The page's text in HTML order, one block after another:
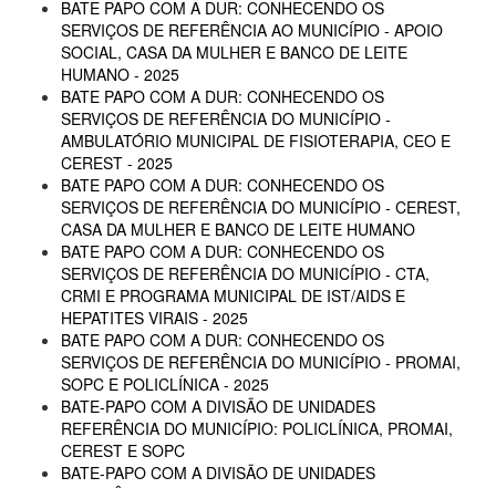
BATE PAPO COM A DUR: CONHECENDO OS
SERVIÇOS DE REFERÊNCIA AO MUNICÍPIO - APOIO
SOCIAL, CASA DA MULHER E BANCO DE LEITE
HUMANO - 2025
BATE PAPO COM A DUR: CONHECENDO OS
SERVIÇOS DE REFERÊNCIA DO MUNICÍPIO -
AMBULATÓRIO MUNICIPAL DE FISIOTERAPIA, CEO E
CEREST - 2025
BATE PAPO COM A DUR: CONHECENDO OS
SERVIÇOS DE REFERÊNCIA DO MUNICÍPIO - CEREST,
CASA DA MULHER E BANCO DE LEITE HUMANO
BATE PAPO COM A DUR: CONHECENDO OS
SERVIÇOS DE REFERÊNCIA DO MUNICÍPIO - CTA,
CRMI E PROGRAMA MUNICIPAL DE IST/AIDS E
HEPATITES VIRAIS - 2025
BATE PAPO COM A DUR: CONHECENDO OS
SERVIÇOS DE REFERÊNCIA DO MUNICÍPIO - PROMAI,
SOPC E POLICLÍNICA - 2025
BATE-PAPO COM A DIVISÃO DE UNIDADES
REFERÊNCIA DO MUNICÍPIO: POLICLÍNICA, PROMAI,
CEREST E SOPC
BATE-PAPO COM A DIVISÃO DE UNIDADES